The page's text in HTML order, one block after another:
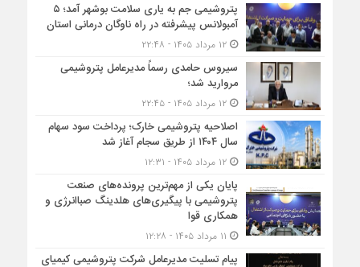
پتروشیمی جم به یاری سلامت بوشهر آمد؛ ۵
آمبولانس پیشرفته در راه ناوگان درمانی استان
۱۲ مرداد ۱۴۰۵ - ۲۲:۴۸
سیروس حامدی رسماً مدیرعامل پتروشیمی
مروارید شد؛
۱۲ مرداد ۱۴۰۵ - ۲۲:۴۵
اصلاحیه پتروشیمی خارک؛ پرداخت سود سهام
سال ۱۴۰۴ از طریق سجام آغاز شد
۱۲ مرداد ۱۴۰۵ - ۱۲:۳۱
پایان یکی از مهم‌ترین پرونده‌های صنعت
پتروشیمی با پیگیری‌های هلدینگ صباانرژی و
همکاری قوا
پیام تسلیت مدیرعامل شرکت پتروشیمی کیمیای